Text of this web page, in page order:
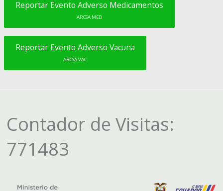
Reportar Evento Adverso Medicamentos
ARCSA MED
Reportar Evento Adverso Vacuna
ARCSA VAC
Contador de Visitas:
771483